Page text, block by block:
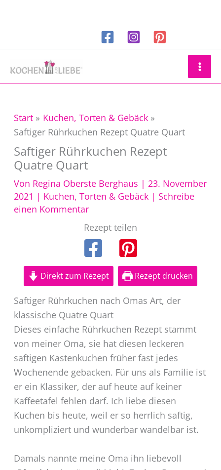
Start
Kuchen, Torten & Gebäck
Saftiger Rührkuchen Rezept Quatre Quart
Saftiger Rührkuchen Rezept
Quatre Quart
Von Regina Oberste Berghaus | 23. November
2021 | Kuchen, Torten & Gebäck| Schreibe
einen Kommentar
Rezept teilen
Direkt zum Rezept Rezept drucken
Saftiger Rührkuchen nach Omas Art, der
klassische Quatre Quart
Dieses einfache Rührkuchen Rezept stammt
von meiner Oma, sie hat diesen leckeren
saftigen Kastenkuchen früher fast jedes
Wochenende gebacken. Für uns als Familie ist
er ein Klassiker, der auf heute auf keiner
Kaffeetafel fehlen darf. Ich liebe diesen
Kuchen bis heute, weil er so herrlich saftig,
unkompliziert und wunderbar wandelbar ist.
Damals nannte meine Oma ihn liebevoll